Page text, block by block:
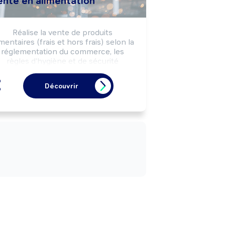
Réalise la vente de produits
(frais et hors frais) selon la
réglementation du commerce, les
règles d'hygiène et de sécurité
commerciaux de l'enseigne, de
l'entreprise.
effectuer la préparation (cuisson,
produits frais.
Découvrir